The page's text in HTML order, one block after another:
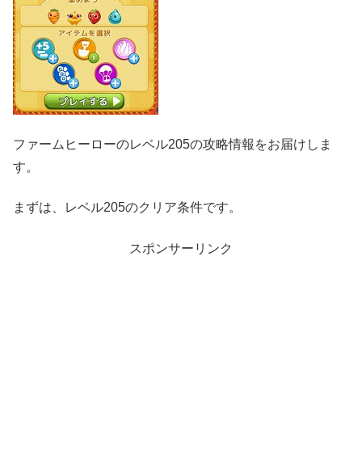
ファームヒーローのレベル205の攻略情報をお届けしま
す。
まずは、レベル205のクリア条件です。
スポンサーリンク